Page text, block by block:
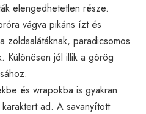
elengedhetetlen része.
vágva pikáns ízt és
zöldsalátáknak, paradicsomos
Különösen jól illik a görög
és wrapokba is gyakran
ad. A savanyított